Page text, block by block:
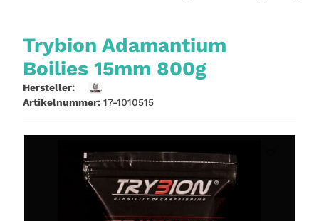
Trybion Adamantium
Boilies 15mm 800g
Hersteller:
Artikelnummer: 17-1010515